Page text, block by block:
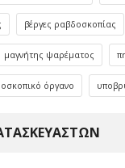
βέργες ραβδοσκοπίας
μαγνήτης ψαρέματος
όργανο